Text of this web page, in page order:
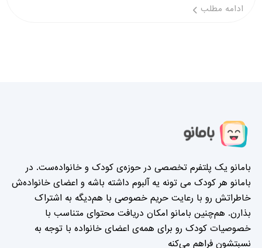
ادامه مطلب
بامانو یک پلتفرم تخصصی در حوزه‌ی کودک و خانواده‌ست. در
بامانو هر کودک می تونه یه آلبوم داشته باشه و اعضای خانواده‌ش
خاطراتش رو با رعایت حریم خصوصی با هم‌دیگه به اشتراک
بذارن. هم‌چنین بامانو امکان دریافت محتوای متناسب با
خصوصیات کودک رو برای همه‌ی اعضای خانواده با توجه به
نسبتشون فراهم می‌کنه